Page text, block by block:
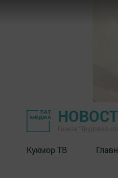
Кукмор ТВ